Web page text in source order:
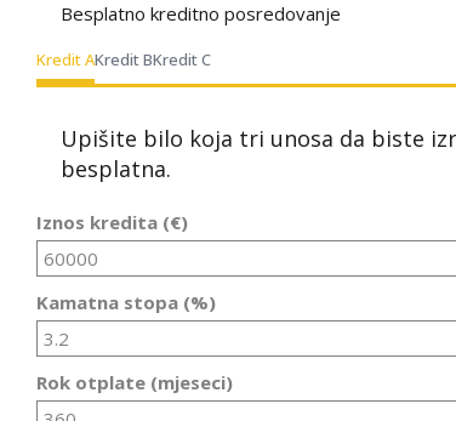
Besplatno kreditno posredovanje
Kredit AKredit BKredit C
Upišite bilo koja tri unosa da biste
besplatna.
Iznos kredita (€)
Kamatna stopa (%)
Rok otplate (mjeseci)